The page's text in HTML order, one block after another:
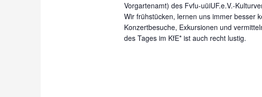
Vorgartenamt) des Fvfu-uüiUF.e.V.-
Wir frühstücken, lernen uns immer besser
Konzertbesuche, Exkursionen und
des Tages im KfE* ist auch recht lustig.